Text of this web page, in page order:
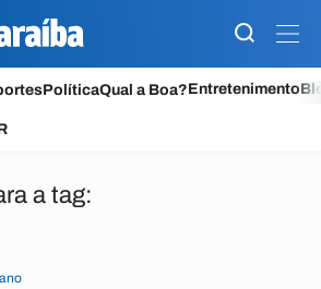
PolíticaQual a Boa?Entretenimento
a tag: